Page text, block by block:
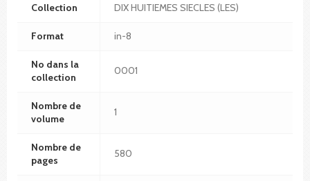
Collection DIX HUITIEMES SIECLES (LES)
Format in-8
No dans la
collection
0001
Nombre de
volume
1
Nombre de
pages
580